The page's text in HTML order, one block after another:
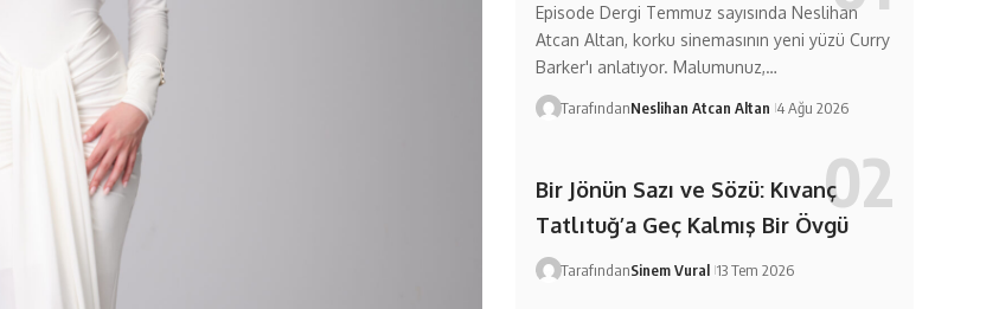
Episode Dergi Temmuz sayısında Neslihan
Atcan Altan, korku sinemasının yeni yüzü Curry
Barker'ı anlatıyor. Malumunuz,…
TarafındanNeslihan Atcan Altan 4 Ağu 2026
Bir Jönün Sazı ve Sözü: Kıvanç
Tatlıtuğ’a Geç Kalmış Bir Övgü
TarafındanSinem Vural 13 Tem 2026